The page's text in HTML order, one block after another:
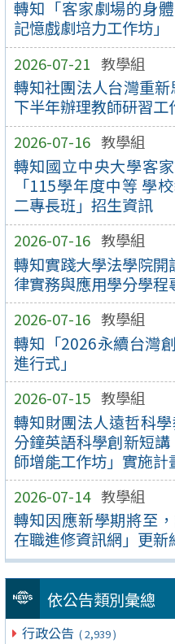
轉知「客家劇場的身
記憶戲劇培力工作坊」
2026-07-21 教學組
轉知社團法人台灣重
下半年辦理教師研習工
2026-07-16 教學組
轉知國立中央大學客
「115學年度中等 學
二專長班」招生資訊
2026-07-16 教學組
轉知實踐大學法學院
律實務與應用學分學程
2026-07-16 教學組
轉知「2026永續台灣
進行式」
2026-07-15 教學組
轉知財團法人遠哲科
分鐘英語科學創新短
師增能工作坊」實施計
2026-07-14 教學組
轉知因應新學期將至
在職進修資訊網」更新
依公告類別彙總
行政公告 ( 2,939 )